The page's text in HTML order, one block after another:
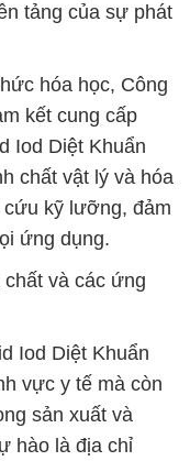
tảng của sự phát
hóa học, Công
kết cung cấp
Iod Diệt Khuẩn
chất vật lý và hóa
kỹ lưỡng, đảm
ứng dụng.
và các ứng
Iod Diệt Khuẩn
vực y tế mà còn
sản xuất và
hào là địa chỉ